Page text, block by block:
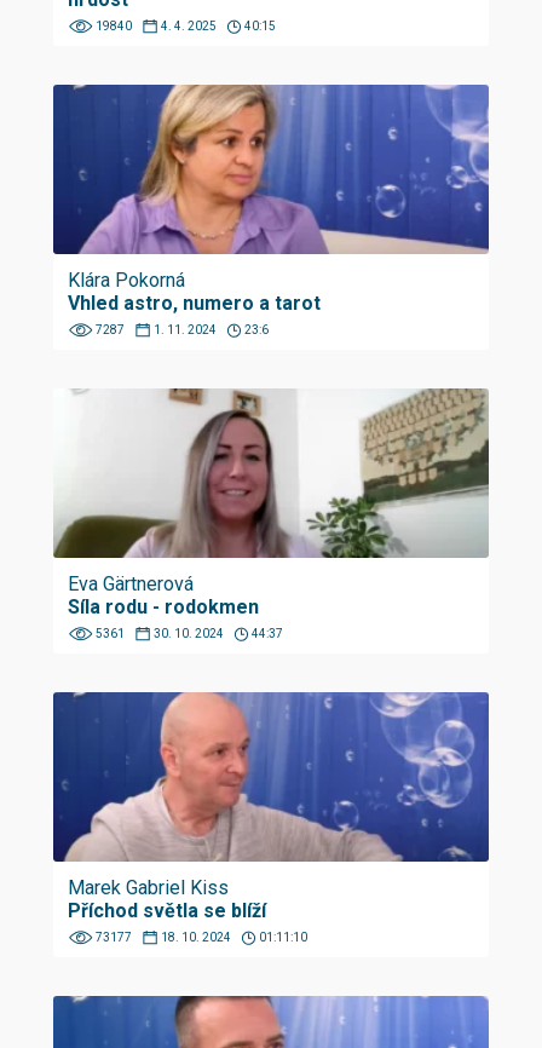
19840 4. 4. 2025 40:15
Klára Pokorná
Vhled astro, numero a tarot
7287 1. 11. 2024 23:6
Eva Gärtnerová
Síla rodu - rodokmen
5361 30. 10. 2024 44:37
Marek Gabriel Kiss
Příchod světla se blíží
73177 18. 10. 2024 01:11:10